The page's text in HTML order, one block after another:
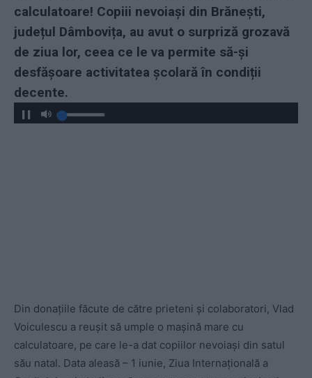
calculatoare! Copiii nevoiași din Brănești,
județul Dâmbovița, au avut o surpriză grozavă
de ziua lor, ceea ce le va permite să-și
desfășoare activitatea școlară în condiții
decente.
Din donațiile făcute de către prieteni și colaboratori, Vlad
Voiculescu a reușit să umple o mașină mare cu
calculatoare, pe care le-a dat copiilor nevoiași din satul
său natal. Data aleasă – 1 iunie, Ziua Internațională a